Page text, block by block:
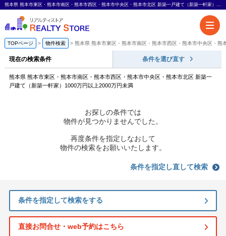
熊本県 熊本市東区・熊本市南区・熊本市西区・熊本市中央区・熊本市北区 新築一戸建て（新築一軒家）1000万円以上2000万円未満｜福岡市の不動産ならリアルティストア-熊本エリアも対応-
TOPページ 物件検索 熊本県 熊本市東区・熊本市南区・熊本市西区・熊本市中央区・
現在の検索条件 条件を選び直す
熊本県 熊本市東区・熊本市南区・熊本市西区・熊本市中央区・熊本市北区 新築一
戸建て（新築一軒家）1000万円以上2000万円未満
お探しの条件では
物件が見つかりませんでした。
再度条件を指定しなおして
物件の検索をお願いいたします。
条件を指定し直して検索
条件を指定して検索をする
直接お問合せ・web予約はこちら